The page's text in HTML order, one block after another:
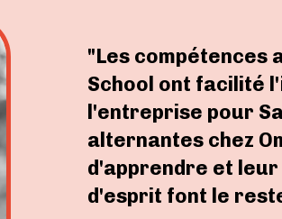
"Les compétences
School ont facilité
l'entreprise pour
alternantes chez
d'apprendre et
d'esprit font le